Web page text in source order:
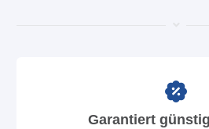
Garantiert